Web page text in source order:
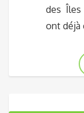
des Îles
ont déjà